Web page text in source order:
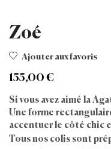
Zoé
Ajouter aux favoris
155,00€
Si vous avez aimé la
Une forme
accentuer le côté chic
Tous nos colis sont